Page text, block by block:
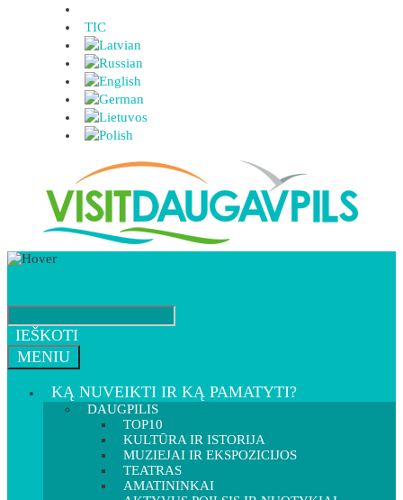
TIC
IEŠKOTI
MENIU
KĄ NUVEIKTI IR KĄ PAMATYTI?
DAUGPILIS
TOP10
KULTŪRA IR ISTORIJA
MUZIEJAI IR EKSPOZICIJOS
TEATRAS
AMATININKAI